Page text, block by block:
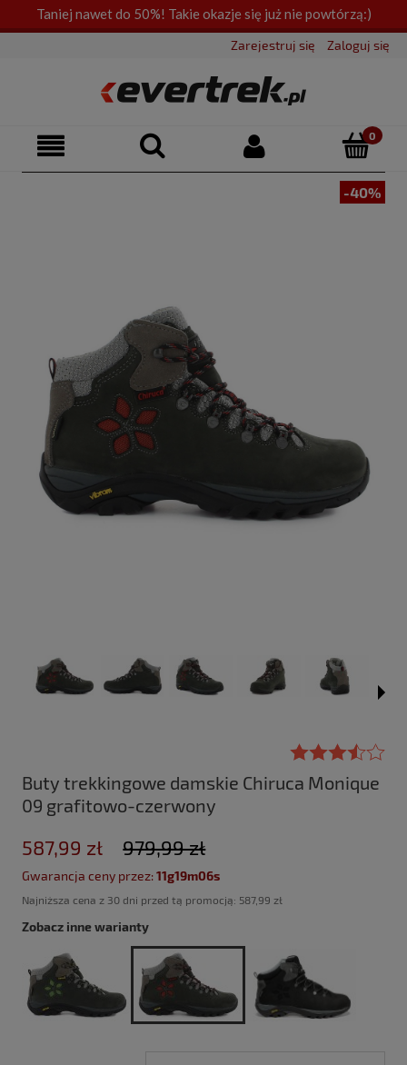
Taniej nawet do 50%! Takie okazje się już nie powtórzą:)
Zarejestruj się Zaloguj się
-40%
Buty trekkingowe damskie Chiruca Monique
09 grafitowo-czerwony
587,99 zł 979,99 zł
Gwarancja ceny przez:11g19m05s
Najniższa cena z 30 dni przed tą promocją: 587,99 zł
Zobacz inne warianty